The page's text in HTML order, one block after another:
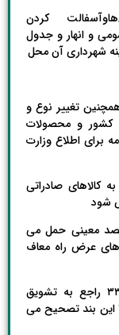
کردن
و انهار و جدول
شهرداری آن محل
تغییر نوع و
کشور و محصولات
برای اطلاع وزارت
کالاهای صادراتی
شود
مقصد معینی حمل می
عرض راه معاف
تبصره۳- ماده اول قانون مصوبه بهمن ماه ۳۳ راجع به تشویق
صادرات و تولید از تاریخ این قانون طبق تبصره۱ این بند تصحیح می